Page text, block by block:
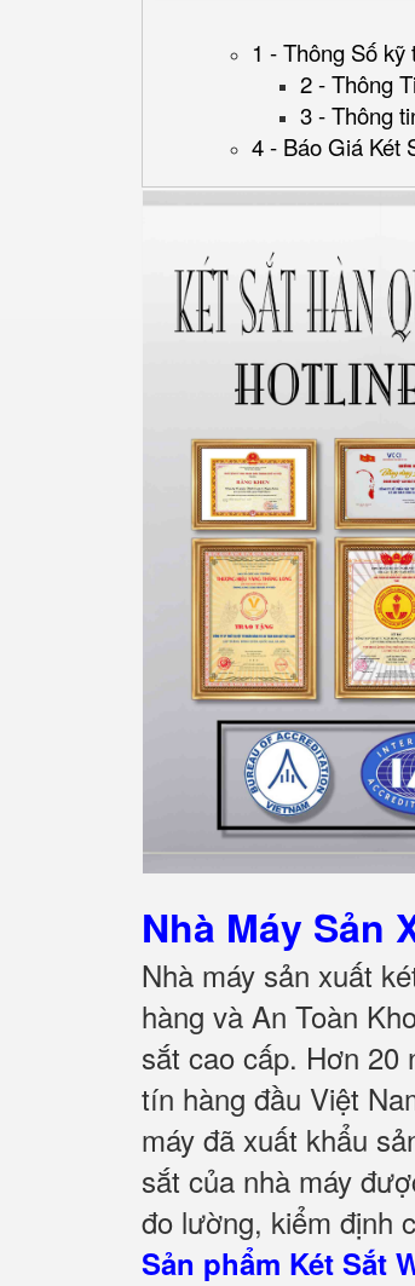
1 - Thông Số kỹ
2 - Thông
3 - Thông
4 - Báo Giá Két
Nhà Máy Sản
Nhà máy sản xuất
hàng và An Toàn
sắt cao cấp. Hơn 20
tín hàng đầu Việt
máy đã xuất khẩu
sắt của nhà máy
đo lường, kiểm định
Sản phẩm Két Sắt